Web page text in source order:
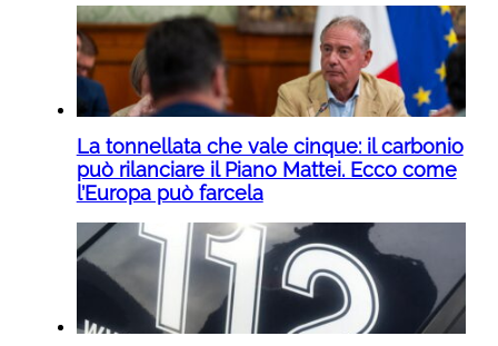
La tonnellata che vale cinque: il carbonio
può rilanciare il Piano Mattei. Ecco come
l’Europa può farcela